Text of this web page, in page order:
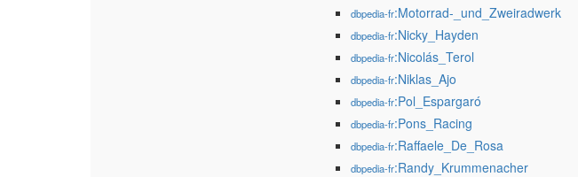
dbpedia-fr:Motorrad-_und_Zweiradwerk
dbpedia-fr:Nicky_Hayden
dbpedia-fr:Nicolás_Terol
dbpedia-fr:Niklas_Ajo
dbpedia-fr:Pol_Espargaró
dbpedia-fr:Pons_Racing
dbpedia-fr:Raffaele_De_Rosa
dbpedia-fr:Randy_Krummenacher